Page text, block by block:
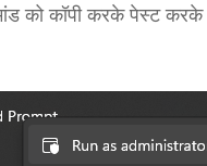
को कॉपी करके पेस्ट